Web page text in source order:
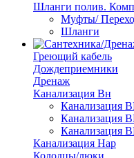
Шланги полив.
Муфты/
Шланги
Греющий кабель
Дождеприемники
Дренаж
Канализация Вн
Канализация
Канализация
Канализация
Канализация Нар
Колодцы/люки